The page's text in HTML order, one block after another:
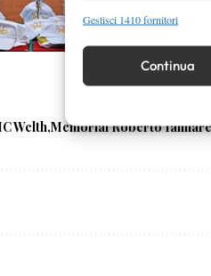
Funzionalità
Identificare i dispositivi in
Garantire la
Erogare e
Gestisci 1410 fornitori
Continua
Welth Memorial Roberto